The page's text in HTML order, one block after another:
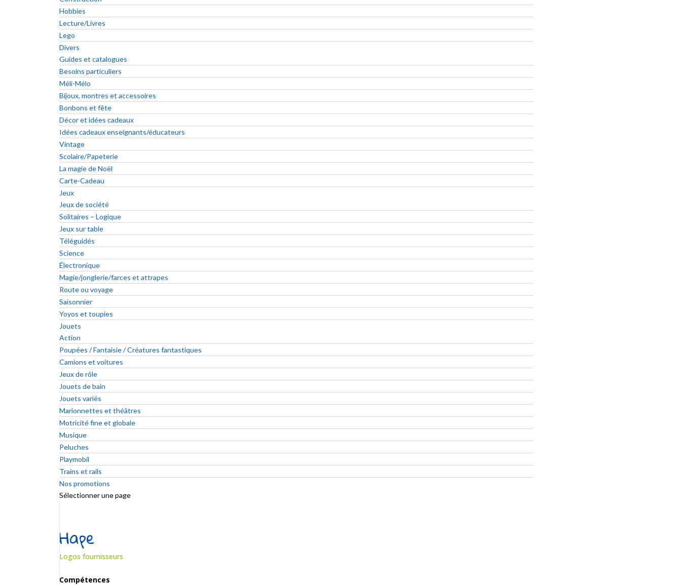
Hobbies
Lecture/Livres
Lego
Divers
Guides et catalogues
Besoins particuliers
Méli-Mélo
Bijoux, montres et accessoires
Bonbons et fête
Décor et idées cadeaux
Idées cadeaux enseignants/éducateurs
Vintage
Scolaire/Papeterie
La magie de Noël
Carte-Cadeau
Jeux
Jeux de société
Solitaires – Logique
Jeux sur table
Téléguidés
Science
Électronique
Magie/jonglerie/farces et attrapes
Route ou voyage
Saisonnier
Yoyos et toupies
Jouets
Action
Poupées / Fantaisie / Créatures fantastiques
Camions et voitures
Jeux de rôle
Jouets de bain
Jouets variés
Marionnettes et théâtres
Motricité fine et globale
Musique
Peluches
Playmobil
Trains et rails
Nos promotions
Sélectionner une page
Hape
Logos fournisseurs
Compétences